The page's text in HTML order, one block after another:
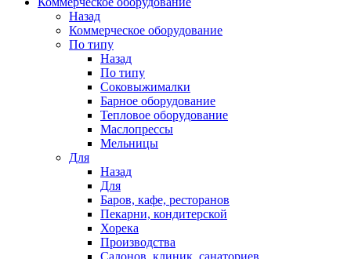
Назад
Коммерческое оборудование
По типу
Назад
По типу
Соковыжималки
Барное оборудование
Тепловое оборудование
Маслопрессы
Мельницы
Для
Назад
Для
Баров, кафе, ресторанов
Пекарни, кондитерской
Хорека
Производства
Салонов, клиник, санаториев